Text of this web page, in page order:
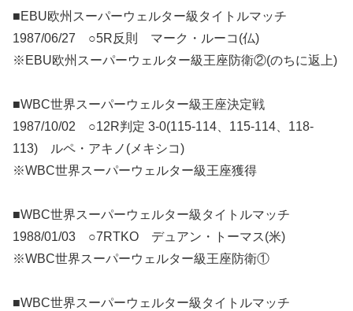
■EBU欧州スーパーウェルター級タイトルマッチ
1987/06/27 ○5R反則 マーク・ルーコ(仏)
※EBU欧州スーパーウェルター級王座防衛②(のちに返上)
■WBC世界スーパーウェルター級王座決定戦
1987/10/02 ○12R判定 3-0(115-114、115-114、118-
113) ルペ・アキノ(メキシコ)
※WBC世界スーパーウェルター級王座獲得
■WBC世界スーパーウェルター級タイトルマッチ
1988/01/03 ○7RTKO デュアン・トーマス(米)
※WBC世界スーパーウェルター級王座防衛①
■WBC世界スーパーウェルター級タイトルマッチ